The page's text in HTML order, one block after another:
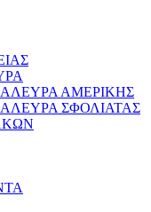
ΑΜΕΡΙΚΗΣ
ΣΦΟΛΙΑΤΑΣ